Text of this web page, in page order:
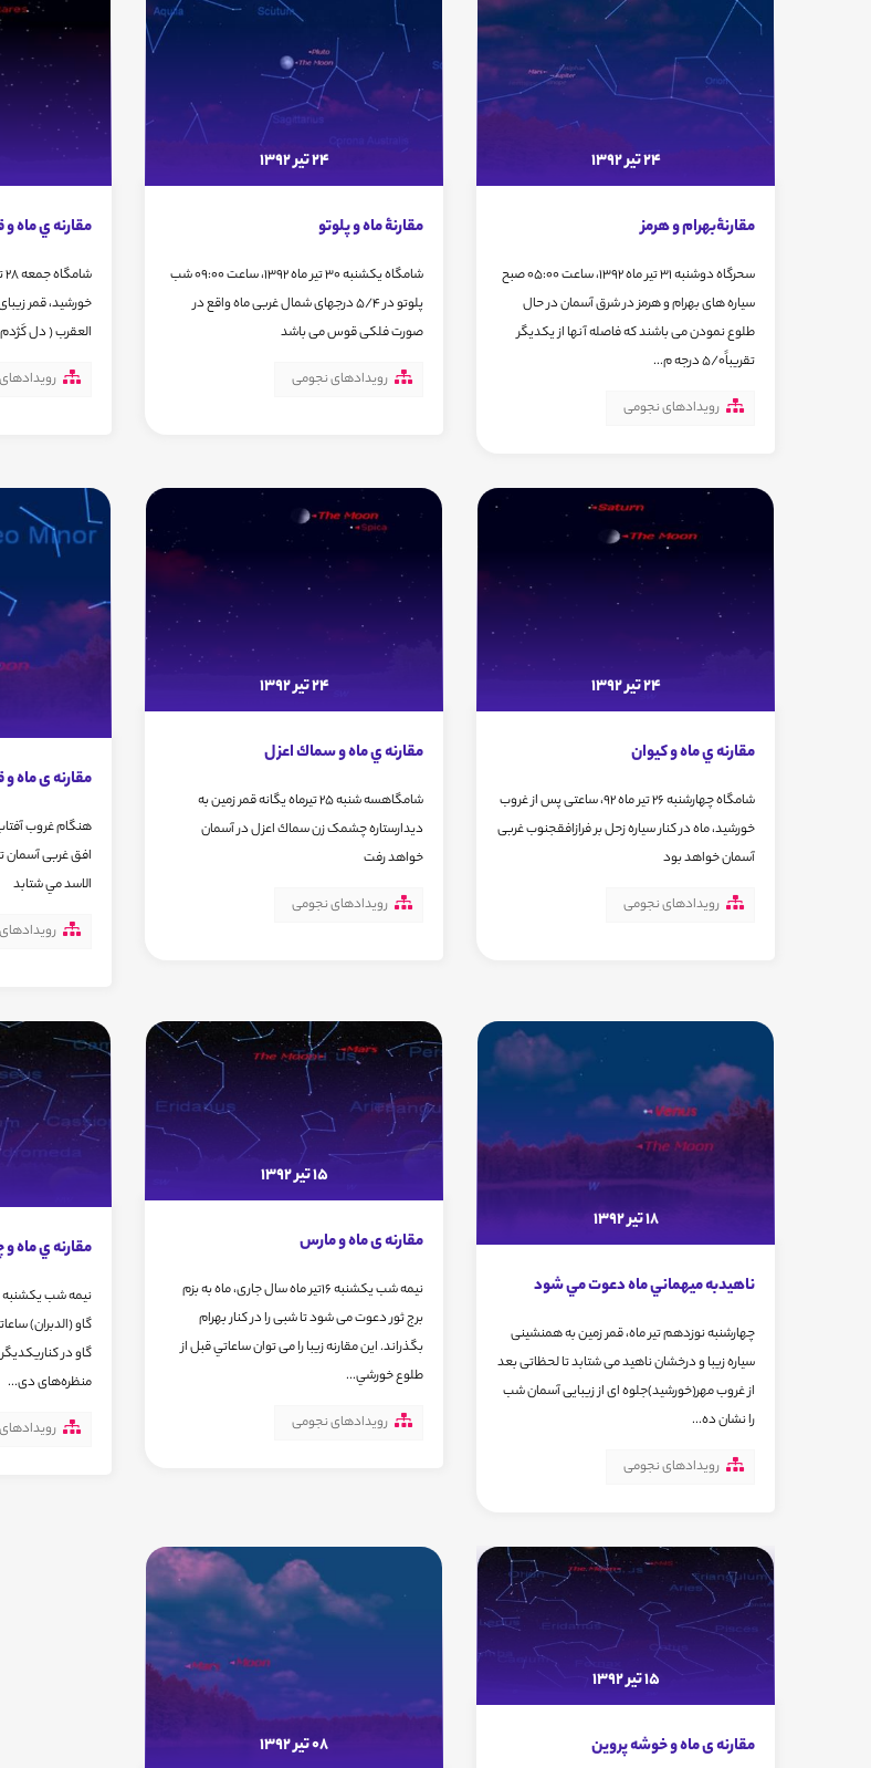
24 تیر 1392
مقارنۀبهرام و هرمز
سحرگاه دوشنبه 31 تیر ماه 1392، ساعت 05:00 صبح
سیاره های بهرام و هرمز در شرق آسمان در حال
طلوع نمودن می باشند که فاصله آنها از یکدیگر
تقریباً5/0 درجه م...
رویدادهای نجومی
24 تیر 1392
مقارنۀ ماه و پلوتو
شامگاه یکشنبه 30 تیر ماه 1392، ساعت 09:00 شب
پلوتو در 5/4 درجهای شمال غربی ماه واقع در
صورت فلکی قوس می باشد
رویدادهای نجومی
مقارنه ي ماه
خورشید، قمر
العقرب ( دل
24 تیر 1392
مقارنه ي ماه و كيوان
شامگاه چهارشنبه 26 تیر ماه 92، ساعتی پس از غروب
خورشید، ماه در کنار سیاره زحل بر فرازافقجنوب غربی
آسمان خواهد بود
رویدادهای نجومی
24 تیر 1392
مقارنه ي ماه و سماك اعزل
شامگاهسه شنبه 25 تیرماه یگانه قمر زمین به
ديدارستاره چشمک زن سماك اعزل در آسمان
خواهد رفت
رویدادهای نجومی
مقارنه ی ماه
افق غربی آسمان
الاسد مي شتابد
18 تیر 1392
ناهيدبه ميهماني ماه دعوت مي شود
چهارشنبه نوزدهم تیر ماه، قمر زمین به همنشینی
سیاره زیبا و درخشان ناهید می شتابد تا لحظاتی بعد
از غروب مهر(خورشید)جلوه ای از زیبایی آسمان شب
را نشان ده...
رویدادهای نجومی
15 تیر 1392
مقارنه ی ماه و مارس
نيمه شب یکشنبه 16تیر ماه سال جاری، ماه به بزم
برج ثور دعوت می شود تا شبی را در کنار بهرام
بگذراند. این مقارنه زیبا را می توان ساعاتي قبل از
طلوع خورشي...
رویدادهای نجومی
مقارنه ي ماه
گاو (الدبران)
گاو در
منظره‌های دی...
15 تیر 1392
مقارنه ی ماه و خوشه پروین 08 تیر 1392